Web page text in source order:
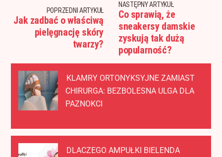
POPRZEDNI ARTYKUŁ
Jak zadbać o właściwą
pielęgnację skóry
twarzy?
NASTĘPNY ARTYKUŁ
Co sprawią, że
sneakersy damskie
zyskują tak dużą
popularność?
KLAMRY ORTONYKSYJNE ZAMIAST
CHIRURGA: BEZBOLESNA ULGA DLA
PAZNOKCI
DLACZEGO AMPUŁKI BIELENDA